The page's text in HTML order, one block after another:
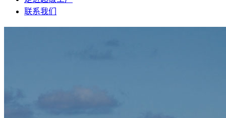
联系我们